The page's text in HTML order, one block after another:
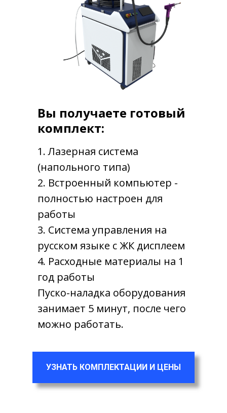
ПОЛУЧИТЬ ИНФОРМАЦИЮ В WhatsApp
Вы получаете готовый
комплект:
1. Лазерная система
(напольного типа)
2. Встроенный компьютер -
полностью настроен для
работы
3. Система управления на
русском языке с ЖК дисплеем
4. Расходные материалы на 1
год работы
Пуско-наладка оборудования
занимает 5 минут, после чего
можно работать.
УЗНАТЬ КОМПЛЕКТАЦИИ И ЦЕНЫ